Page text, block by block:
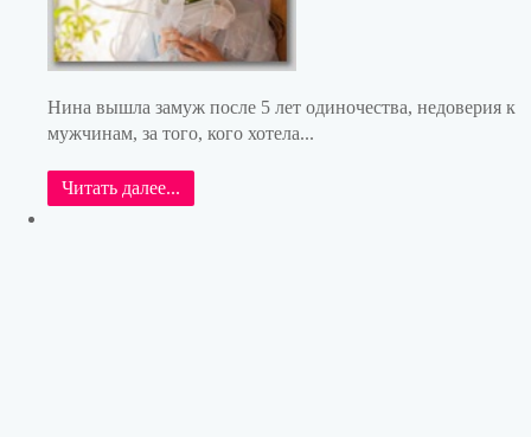
Нина вышла замуж после 5 лет одиночества, недоверия к
мужчинам, за того, кого хотела...
Читать далее...